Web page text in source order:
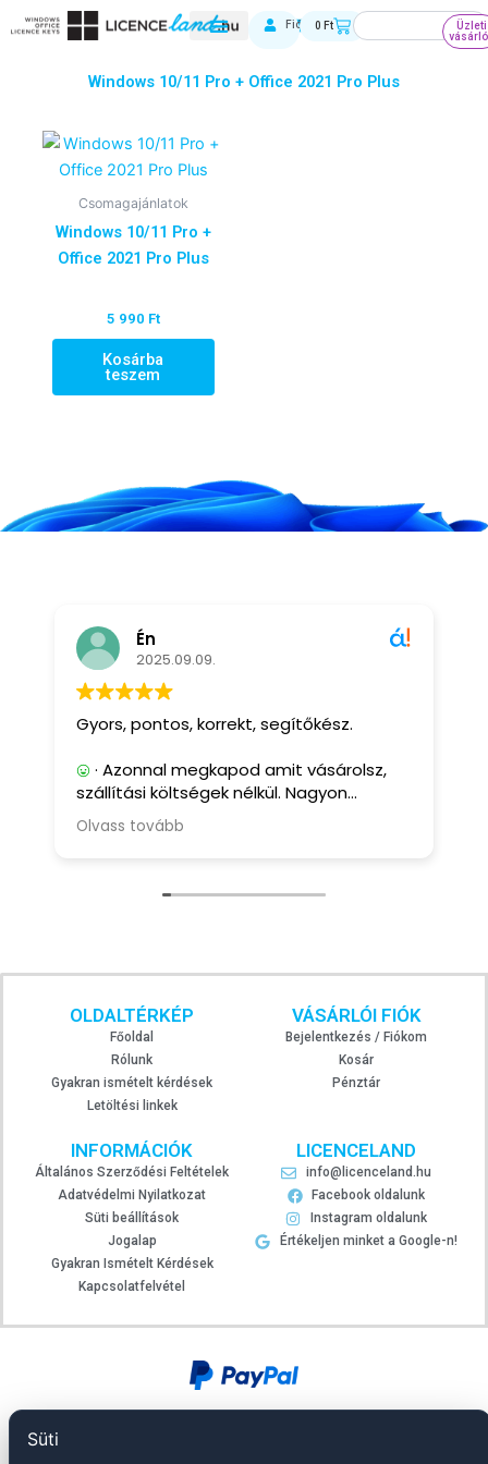
to
Fiókom
0 FtKosárKeresés
Üzleti
Windows 10/11 Pro + Office 2021 Pro Plus
Csomagajánlatok
Windows 10/11 Pro +
Office 2021 Pro Plus
5 990 Ft
Kosárba
teszem
Én
2025.09.09.
Gyors, pontos, korrekt, segítőkész.
· Azonnal megkapod amit vásárolsz,
szállítási költségek nélkül. Nagyon
segítőkész, és korrekt eladó.
· Eddig nem tapasztaltam ilyet.
Olvass tovább
OLDALTÉRKÉP
Főoldal
Rólunk
Gyakran ismételt kérdések
Letöltési linkek
VÁSÁRLÓI FIÓK
Bejelentkezés / Fiókom
Kosár
Pénztár
INFORMÁCIÓK
Általános Szerződési Feltételek
Adatvédelmi Nyilatkozat
Süti beállítások
Jogalap
Gyakran Ismételt Kérdések
Kapcsolatfelvétel
LICENCELAND
info@licenceland.hu
Facebook oldalunk
Instagram oldalunk
Értékeljen minket a Google-n!
Süti